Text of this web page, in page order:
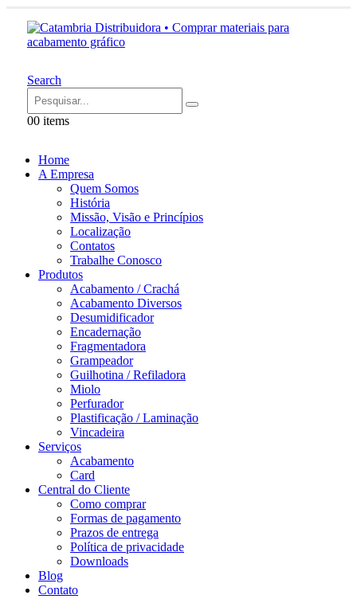
Search
00 items
Home
A Empresa
Quem Somos
História
Missão, Visão e Princípios
Localização
Contatos
Trabalhe Conosco
Produtos
Acabamento / Crachá
Acabamento Diversos
Desumidificador
Encadernação
Fragmentadora
Grampeador
Guilhotina / Refiladora
Miolo
Perfurador
Plastificação / Laminação
Vincadeira
Serviços
Acabamento
Card
Central do Cliente
Como comprar
Formas de pagamento
Prazos de entrega
Política de privacidade
Downloads
Blog
Contato